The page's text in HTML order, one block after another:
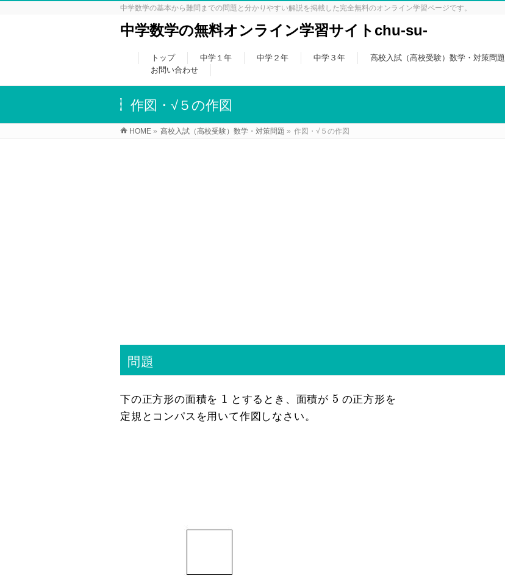
中学数学の基本から難問までの問題と分かりやすい解説を掲載した完全無料のオンライン学習ページです。
中学数学の無料オンライン学習サイトchu-su-
トップ 中学１年 中学２年 中学３年 高校入試（高校受験）数学・対策問題
お問い合わせ
作図・√５の作図
HOME » 高校入試（高校受験）数学・対策問題 » 作図・√５の作図
問題
下の正方形の面積を 1
1 とするとき、面積が 5
5 の正方形を
定規とコンパスを用いて作図しなさい。